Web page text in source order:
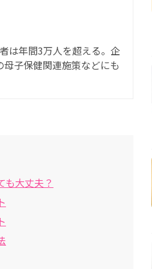
は年間3万人を超える。企
子保健関連施策などにも
も大丈夫？